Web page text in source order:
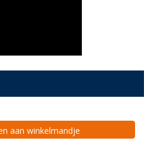
aan winkelmandje